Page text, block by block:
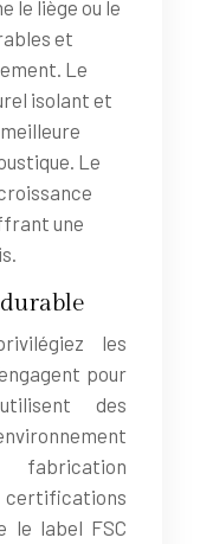
le liège ou le
et
Le
isolant et
Le
une
les
pour
des
le label FSC